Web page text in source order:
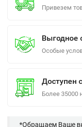
Привезем
Выгодное
Особые
Доступен
Более 35000
*Обращаем Ваше